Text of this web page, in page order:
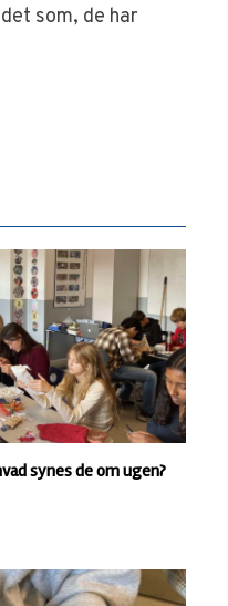
som, de har
synes de om ugen?